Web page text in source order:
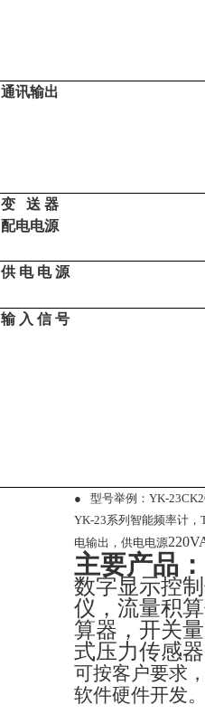
通讯输出
变 送 器
配电电源
供 电 电 源
输 入 信 号
● 型号举例： YK-
YK-23系列智能频率计，
电输出，供电电源
主要产品：
数字显示控
仪，流量积
算器，开关
式压力传感
可按客户要求
软件硬件开发